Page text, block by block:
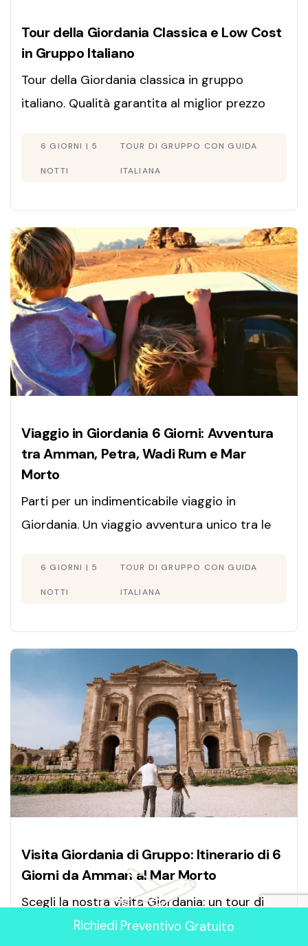
Tour della Giordania Classica e Low Cost
in Gruppo Italiano
Tour della Giordania classica in gruppo
italiano. Qualità garantita al miglior prezzo
Mar Morto. Offerta attiva, blocca il tuo posto!
6 GIORNI | 5
NOTTI
TOUR DI GRUPPO CON GUIDA
ITALIANA
Viaggio in Giordania 6 Giorni: Avventura
tra Amman, Petra, Wadi Rum e Mar
Morto
Parti per un indimenticabile viaggio in
Giordania. Un viaggio avventura unico tra le
Mar Morto. Guida italiana, visto incluso e
piccoli gruppi. Scopri la Giordania autentica
6 GIORNI | 5
NOTTI
TOUR DI GRUPPO CON GUIDA
ITALIANA
Visita Giordania di Gruppo: Itinerario di 6
Giorni da Amman al Mar Morto
Scegli la nostra visita Giordania: un tour di
gruppo unico con un itinerario Giordania 6
Richiedi Preventivo Gratuito